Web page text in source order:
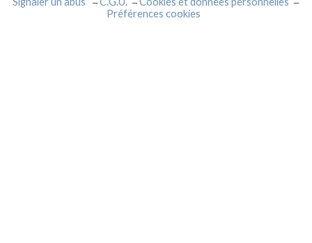
Préférences cookies